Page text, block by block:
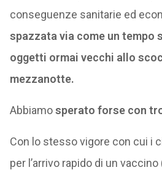
conseguenze sanitarie ed
spazzata via come un tempo
oggetti ormai vecchi allo
mezzanotte.
Abbiamosperato forse con
Con lo stesso vigore con cui i
per l’arrivo rapido di un